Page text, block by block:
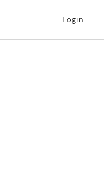
Login